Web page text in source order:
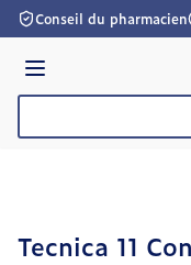
Aller au contenu
Conseil du pharmacien
Menu
Tecnica 11